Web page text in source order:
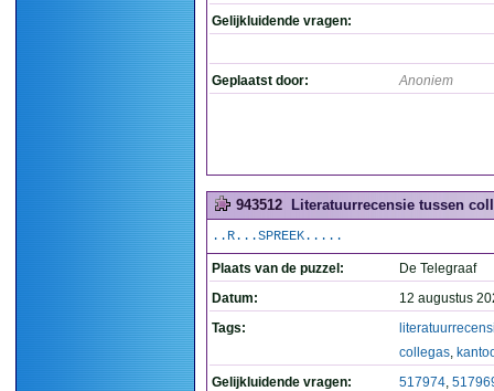
Gelijkluidende vragen:
Geplaatst door: Anoniem
943512 Literatuurrecensie tussen
..R...SPREEK.....
Plaats van de puzzel:
De Telegraaf
Datum:
12 augustus
Tags:
collegas,
Gelijkluidende vragen:
517974,